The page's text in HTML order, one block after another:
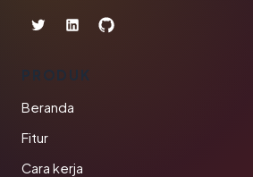
PRODUK
Beranda
Fitur
Cara kerja